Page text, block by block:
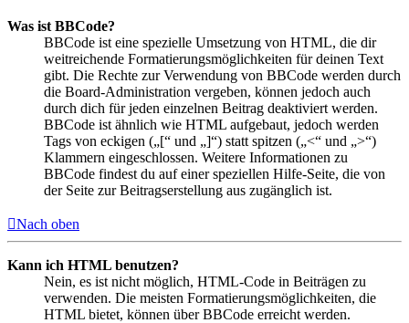
Was ist BBCode?
BBCode ist eine spezielle Umsetzung von HTML, die dir
weitreichende Formatierungsmöglichkeiten für deinen Text
gibt. Die Rechte zur Verwendung von BBCode werden durch
die Board-Administration vergeben, können jedoch auch
durch dich für jeden einzelnen Beitrag deaktiviert werden.
BBCode ist ähnlich wie HTML aufgebaut, jedoch werden
Tags von eckigen („[“ und „]“) statt spitzen („<“ und „>“)
Klammern eingeschlossen. Weitere Informationen zu
BBCode findest du auf einer speziellen Hilfe-Seite, die von
der Seite zur Beitragserstellung aus zugänglich ist.
Nach oben
Kann ich HTML benutzen?
Nein, es ist nicht möglich, HTML-Code in Beiträgen zu
verwenden. Die meisten Formatierungsmöglichkeiten, die
HTML bietet, können über BBCode erreicht werden.